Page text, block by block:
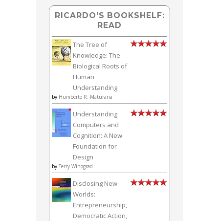
RICARDO'S BOOKSHELF:
READ
The Tree of
Knowledge: The
Biological Roots of
Human
Understanding
by Humberto R. Maturana
Understanding
Computers and
Cognition: A New
Foundation for
Design
by Terry Winograd
Disclosing New
Worlds:
Entrepreneurship,
Democratic Action,